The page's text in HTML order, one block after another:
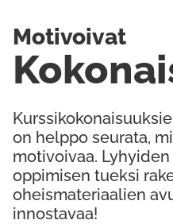
on helppo seurata,
motivoivaa.
oppimisen tueksi
oheismateriaalien
innostavaa!
Motivoivat